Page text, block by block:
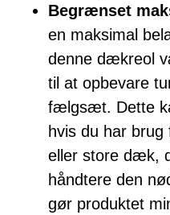
Begrænset
en maksimal
denne dækreol
til at opbevare
fælgsæt. Dette
hvis du har
eller store dæk,
håndtere den
gør produktet